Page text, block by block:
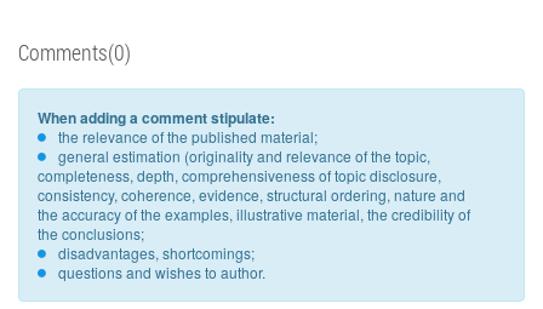
Comments(0)
When adding a comment stipulate:
the relevance of the published material;
general estimation (originality and relevance of the topic,
completeness, depth, comprehensiveness of topic disclosure,
consistency, coherence, evidence, structural ordering, nature and
the accuracy of the examples, illustrative material, the credibility of
the conclusions;
disadvantages, shortcomings;
questions and wishes to author.